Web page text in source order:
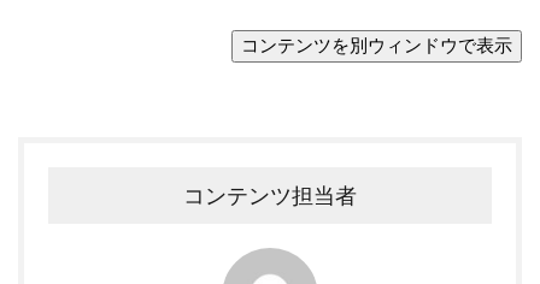
コンテンツ担当者